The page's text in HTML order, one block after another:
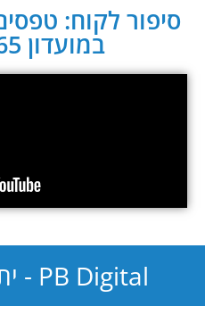
סיפור לקוח:
במועדון CLUB 365:
PB Digital - יתרונות עיקריים